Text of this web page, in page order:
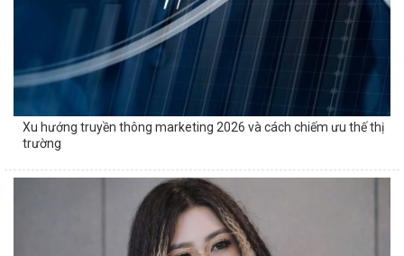
Xu hướng truyền thông marketing 2026 và cách chiếm ưu thế thị
trường